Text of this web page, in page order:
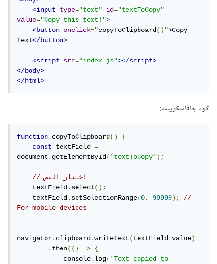
<input
type="text" id="textToCopy"
value="Copy this text!">
<button
onclick="copyToClipboard()">Copy
Text</button>
<script src="index.js"></script>
</body>
</html>
كود جافاسكريبت:
function copyToClipboard()
{
const
textField =
document.getElementById('textToCopy');
// اختيار النص
    textField
.select();
    textField
.setSelectionRange(0, 99999);
//
For mobile devices
navigator.clipboard.writeText(textField.value)
.then(() =>
{
            console
.log('Text copied to